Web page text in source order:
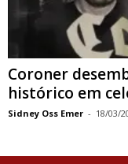
Coroner
histórico em
Sidney Oss Emer - 18/03/